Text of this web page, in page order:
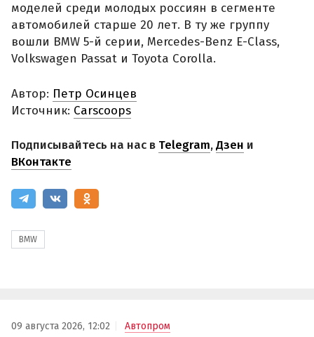
моделей среди молодых россиян в сегменте
автомобилей старше 20 лет. В ту же группу
вошли BMW 5-й серии, Mercedes-Benz E-Class,
Volkswagen Passat и Toyota Corolla.
Автор: Петр Осинцев
Источник: Carscoops
Подписывайтесь на нас в Telegram,Дзен и
ВКонтакте
BMW
09 августа 2026, 12:02 Автопром